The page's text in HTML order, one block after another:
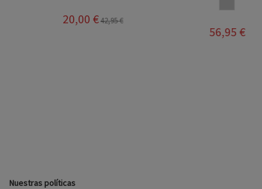
20,00 € 42,95 €
56,95 €
Nuestras políticas